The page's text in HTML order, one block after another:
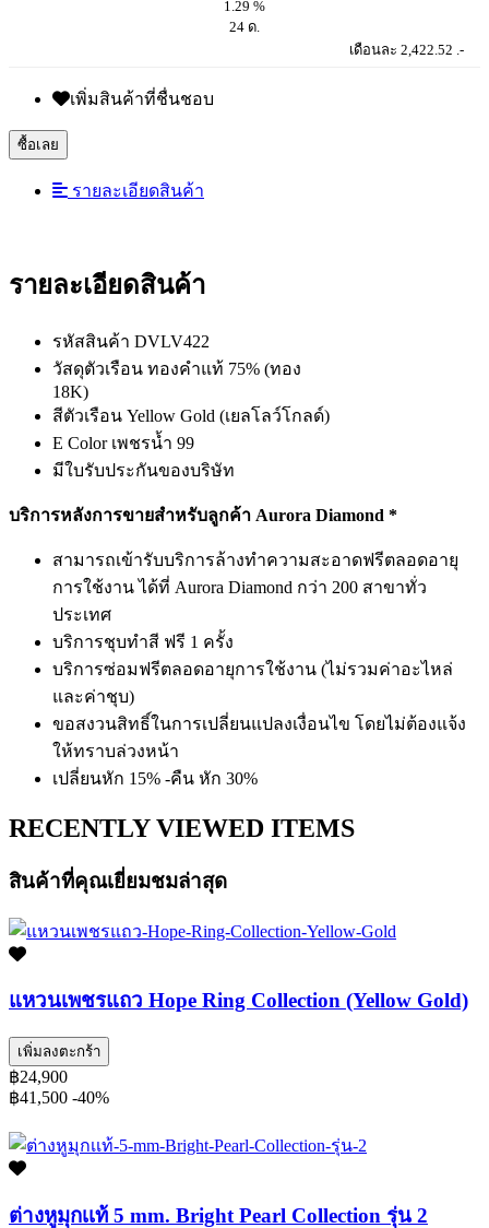
1.29 %
24 ด.
เดือนละ 2,422.52 .-
เพิ่มสินค้าที่ชื่นชอบ
ซื้อเลย
รายละเอียดสินค้า
รายละเอียดสินค้า
รหัสสินค้า DVLV422
วัสดุตัวเรือน ทองคำแท้ 75% (ทอง
18K)
สีตัวเรือน Yellow Gold (เยลโลว์โกลด์)
E Color เพชรน้ำ 99
มีใบรับประกันของบริษัท
บริการหลังการขายสำหรับลูกค้า Aurora Diamond *
สามารถเข้ารับบริการล้างทำความสะอาดฟรีตลอดอายุ
การใช้งาน ได้ที่ Aurora Diamond กว่า 200 สาขาทั่ว
ประเทศ
บริการชุบทำสี ฟรี 1 ครั้ง
บริการซ่อมฟรีตลอดอายุการใช้งาน (ไม่รวมค่าอะไหล่
และค่าชุบ)
ขอสงวนสิทธิ์ในการเปลี่ยนแปลงเงื่อนไข โดยไม่ต้องแจ้ง
ให้ทราบล่วงหน้า
เปลี่ยนหัก 15% -คืน หัก 30%
RECENTLY VIEWED ITEMS
สินค้าที่คุณเยี่ยมชมล่าสุด
แหวนเพชรแถว Hope Ring Collection (Yellow Gold)
เพิ่มลงตะกร้า
฿24,900
฿41,500 -40%
ต่างหูมุกเเท้ 5 mm. Bright Pearl Collection รุ่น 2